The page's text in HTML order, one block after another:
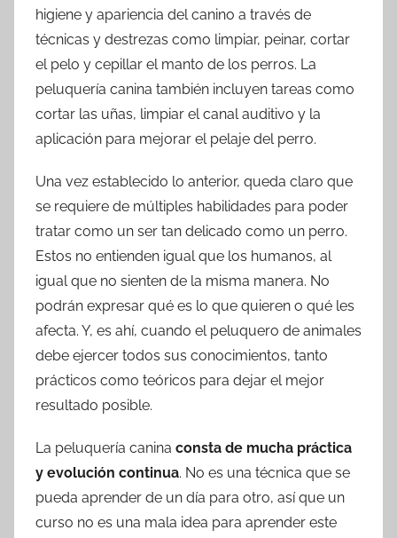
higiene y apariencia del canino a través de
técnicas y destrezas como limpiar, peinar, cortar
el pelo y cepillar el manto de los perros. La
peluquería canina también incluyen tareas como
cortar las uñas, limpiar el canal auditivo y la
aplicación para mejorar el pelaje del perro.
Una vez establecido lo anterior, queda claro que
se requiere de múltiples habilidades para poder
tratar como un ser tan delicado como un perro.
Estos no entienden igual que los humanos, al
igual que no sienten de la misma manera. No
podrán expresar qué es lo que quieren o qué les
afecta. Y, es ahí, cuando el peluquero de animales
debe ejercer todos sus conocimientos, tanto
prácticos como teóricos para dejar el mejor
resultado posible.
La peluquería canina consta de mucha práctica
y evolución continua. No es una técnica que se
pueda aprender de un día para otro, así que un
curso no es una mala idea para aprender este